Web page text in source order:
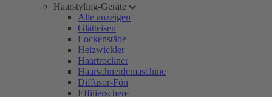
Haarstyling-Geräte
Alle anzeigen
Glätteisen
Lockenstäbe
Heizwickler
Haartrockner
Haarschneidemaschine
Diffusor-Fön
Effilierschere